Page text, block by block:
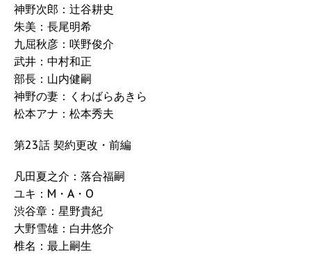
神野次郎：辻谷耕史
朱美：長尾明希
九屈秋彦：咲野俊介
武井：中村和正
部長：山内健嗣
神野の妻：くわばらあきら
松本アナ：松本秀夫
第23話 契約更改・前編
凡田夏之介：落合福嗣
ユキ：M・A・O
渋谷章：星野貴紀
大野雪雄：白井悠介
椎名：最上嗣生